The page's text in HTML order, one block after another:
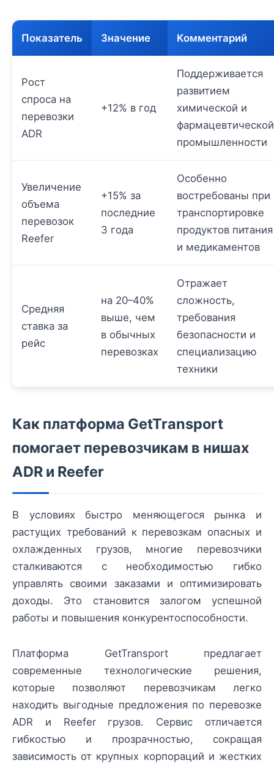
Показатель Значение Комментарий
Рост
спроса на
перевозки
ADR
+12% в год
Поддерживается
развитием
химической и
фармацевтической
промышленности
Увеличение
объема
перевозок
Reefer
+15% за
последние
3 года
Особенно
востребованы при
транспортировке
продуктов питания
и медикаментов
Средняя
ставка за
рейс
на 20–40%
выше, чем
в обычных
перевозках
Отражает
сложность,
требования
безопасности и
специализацию
техники
Как платформа GetTransport
помогает перевозчикам в нишах
ADR и Reefer
В условиях быстро меняющегося рынка и
растущих требований к перевозкам опасных и
охлажденных грузов, многие перевозчики
сталкиваются с необходимостью гибко
управлять своими заказами и оптимизировать
доходы. Это становится залогом успешной
работы и повышения конкурентоспособности.
Платформа GetTransport предлагает
современные технологические решения,
которые позволяют перевозчикам легко
находить выгодные предложения по перевозке
ADR и Reefer грузов. Сервис отличается
гибкостью и прозрачностью, сокращая
зависимость от крупных корпораций и жестких